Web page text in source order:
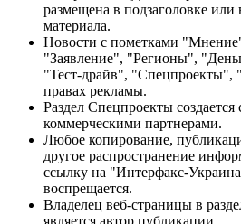
размещена в подзаголовке или
материала.
Новости с пометками
"Заявление", "Регионы",
"Тест-драйв", "Спецпроекты",
правах рекламы.
Раздел Спецпроекты создается
коммерческими партнерами.
Любое копирование,
другое распространение
ссылку на "Интерфакс-
воспрещается.
Владелец веб-страницы в
является автор публикации.